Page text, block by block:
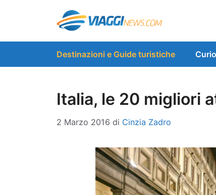
contenuto
Destinazioni e Guide turistiche
Italia, le 20 migliori
2 Marzo 2016 di Cinzia Zadro